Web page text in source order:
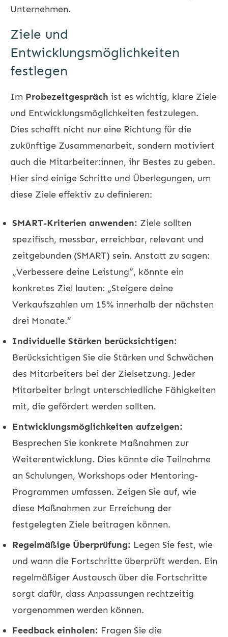
Unternehmen.
Ziele und
Entwicklungsmöglichkeiten
festlegen
Im Probezeitgespräch ist es wichtig, klare Ziele
und Entwicklungsmöglichkeiten festzulegen.
Dies schafft nicht nur eine Richtung für die
zukünftige Zusammenarbeit, sondern motiviert
auch die Mitarbeiter:innen, ihr Bestes zu geben.
Hier sind einige Schritte und Überlegungen, um
diese Ziele effektiv zu definieren:
SMART-Kriterien anwenden: Ziele sollten
spezifisch, messbar, erreichbar, relevant und
zeitgebunden (SMART) sein. Anstatt zu sagen:
„Verbessere deine Leistung“, könnte ein
konkretes Ziel lauten: „Steigere deine
Verkaufszahlen um 15% innerhalb der nächsten
drei Monate.“
Individuelle Stärken berücksichtigen:
Berücksichtigen Sie die Stärken und Schwächen
des Mitarbeiters bei der Zielsetzung. Jeder
Mitarbeiter bringt unterschiedliche Fähigkeiten
mit, die gefördert werden sollten.
Entwicklungsmöglichkeiten aufzeigen:
Besprechen Sie konkrete Maßnahmen zur
Weiterentwicklung. Dies könnte die Teilnahme
an Schulungen, Workshops oder Mentoring-
Programmen umfassen. Zeigen Sie auf, wie
diese Maßnahmen zur Erreichung der
festgelegten Ziele beitragen können.
Regelmäßige Überprüfung: Legen Sie fest, wie
und wann die Fortschritte überprüft werden. Ein
regelmäßiger Austausch über die Fortschritte
sorgt dafür, dass Anpassungen rechtzeitig
vorgenommen werden können.
Feedback einholen: Fragen Sie die